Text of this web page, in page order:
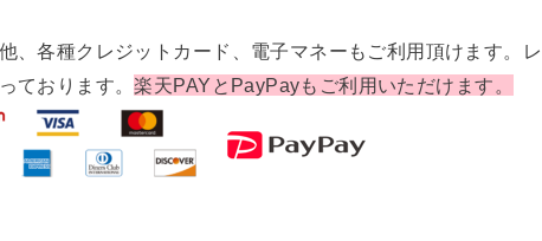
、各種クレジットカード、電子マネーもご利用頂けます。レ
ております。楽天PAYとPayPayもご利用いただけます。